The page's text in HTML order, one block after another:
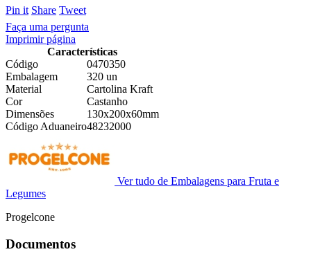
Pin it Share Tweet
Faça uma pergunta
Imprimir página
Características
Código
0470350
Embalagem
320 un
Material
Cartolina Kraft
Cor
Castanho
Dimensões
130x200x60mm
Código Aduaneiro48232000
Ver tudo de Embalagens para Fruta e
Legumes
Progelcone
Documentos